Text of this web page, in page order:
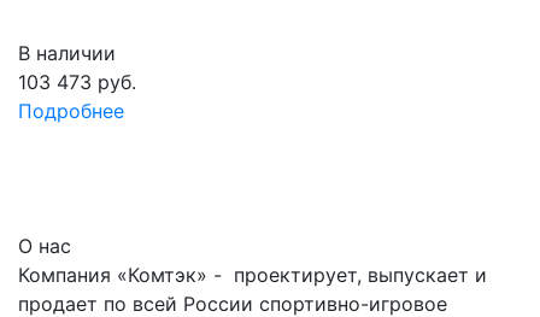
В наличии
103 473 руб.
Подробнее
О нас
Компания «Комтэк» - проектирует, выпускает и
продает по всей России спортивно-игровое